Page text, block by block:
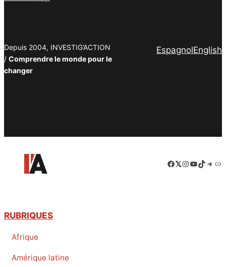
Depuis 2004, INVESTIG’ACTION
/ Comprendre le monde pour le
changer
EspagnolEnglish
Facebook
LinkedIn
Instagram
YouTube
TikTok
RUBRIQUES
Afrique
Amérique latine